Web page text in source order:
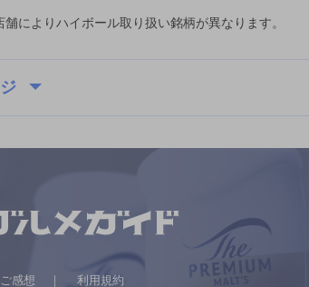
によりハイボール取り扱い銘柄が異なります。
感想 利用規約